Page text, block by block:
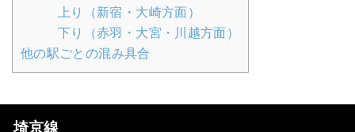
上り（新宿・大崎方面）
下り（赤羽・大宮・川越方面）
他の駅ごとの混み具合
埼京線